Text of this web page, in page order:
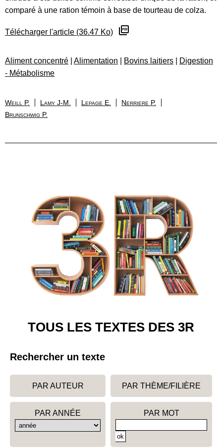
comparé à une ration témoin à base de tourteau de colza.
Télécharger l'article (36.47 Ko)
Aliment concentré Alimentation Bovins laitiers
Digestion
- Métabolisme
Weill P. Lamy J-M. Lepage E.
Nerriere P.
Brunschwig P.
TOUS LES TEXTES DES 3R
Rechercher un texte
PAR AUTEUR PAR THÈME/FILIÈRE
PAR ANNÉE PAR MOT